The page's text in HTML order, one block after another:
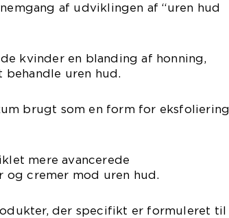
af udviklingen af “uren hud
kvinder en blanding af honning,
uren hud.
brugt som en form for eksfoliering
mere avancerede
cremer mod uren hud.
der specifikt er formuleret til